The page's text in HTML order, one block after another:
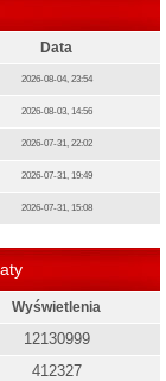
Data
2026-08-04, 23:54
2026-08-03, 14:56
2026-07-31, 22:02
2026-07-31, 19:49
2026-07-31, 15:08
Wyświetlenia
12130999
412327